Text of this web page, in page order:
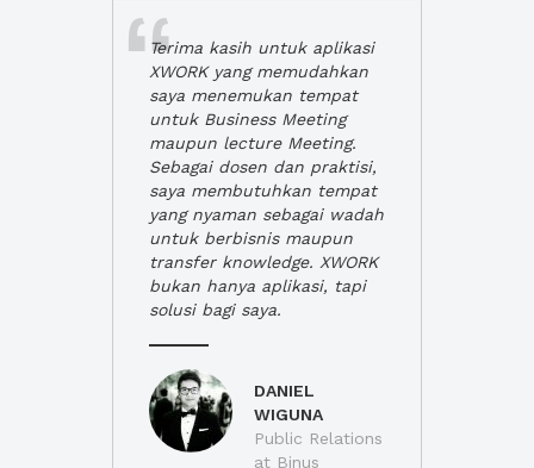
Terima kasih untuk aplikasi
XWORK yang memudahkan
saya menemukan tempat
untuk Business Meeting
maupun lecture Meeting.
Sebagai dosen dan praktisi,
saya membutuhkan tempat
yang nyaman sebagai wadah
untuk berbisnis maupun
transfer knowledge. XWORK
bukan hanya aplikasi, tapi
solusi bagi saya.
DANIEL
WIGUNA
Public Relations
at Binus